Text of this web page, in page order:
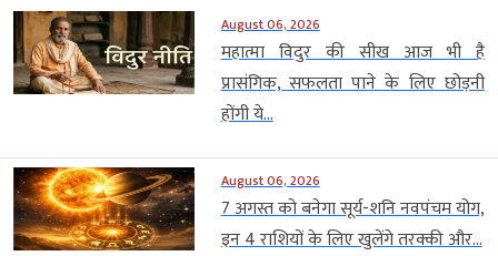
August 06, 2026
महात्मा विदुर की सीख आज भी है
प्रासंगिक, सफलता पाने के लिए छोड़नी
होंगी ये...
August 06, 2026
7 अगस्त को बनेगा सूर्य-शनि नवपंचम योग,
इन 4 राशियों के लिए खुलेंगे तरक्की और...